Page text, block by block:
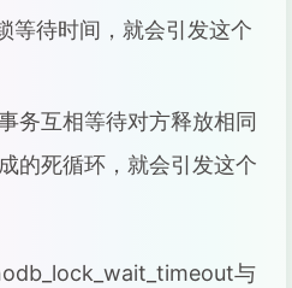
等待时间，就会引发这个
务互相等待对方释放相同
的死循环，就会引发这个
与